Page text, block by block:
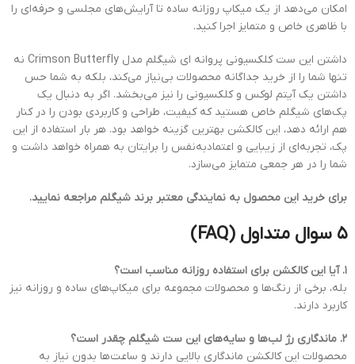
امکان می‌دهد از یک میکاپ روزانه ساده تا آرایش‌های مجلسی و حرفه‌ای را
با ظاهری خاص و متمایز اجرا کنید.
داشتن این ست کلکسیونی پروانه ای شیگلم مدل Crimson Butterfly نه
تنها شما را از خرید جداگانه محصولات بی‌نیاز می‌کند، بلکه به شما حس
داشتن یک آیتم لوکس و کلکسیونی را نیز می‌بخشد. اگر به دنبال یک
پک‌های شیگلم خاص هستید که کیفیت، طراحی و کاربردی بودن را در کنار
هم ارائه دهد، این کالکشن بهترین گزینه خواهد بود. هر بار استفاده از این
پک، تجربه‌ای از زیبایی و اعتمادبه‌نفس را برایتان به همراه خواهد داشت و
شما را در هر جمعی متمایز می‌سازد.
برای خرید این محصول به نمایندگی معتبر برند شیگلم مراجعه نمایید.
۵ سوال متداول (FAQ)
۱. آیا این کالکشن برای استفاده روزانه مناسب است؟
بله، برخی از رنگ‌ها و محصولات مجموعه برای میکاپ‌های ساده و روزانه نیز
کاربرد دارند.
۲. ماندگاری رژ لب‌ها و سایه‌های این ست شیگلم چقدر است؟
محصولات این کالکشن ماندگاری بالایی دارند و ساعت‌ها بدون نیاز به